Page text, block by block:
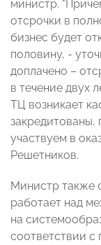
министр.
отсрочки в
бизнес будет
половину, -
доплачено –
в течение двух
ТЦ возникает
закредитованы,
участвуем в
Решетников.
Министр также
работает над
на
соответствии с